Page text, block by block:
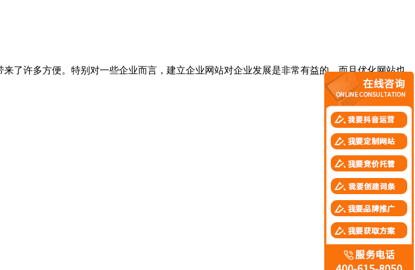
了许多方便。特别对一些企业而言，建立企业网站对企业发展是非常有益的，而且优化网站也